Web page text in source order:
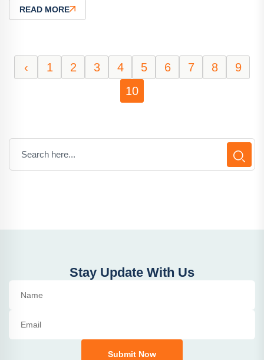
READ MORE
‹ 1 2 3 4 5 6 7 8
9
10
Stay Update With Us
Submit Now